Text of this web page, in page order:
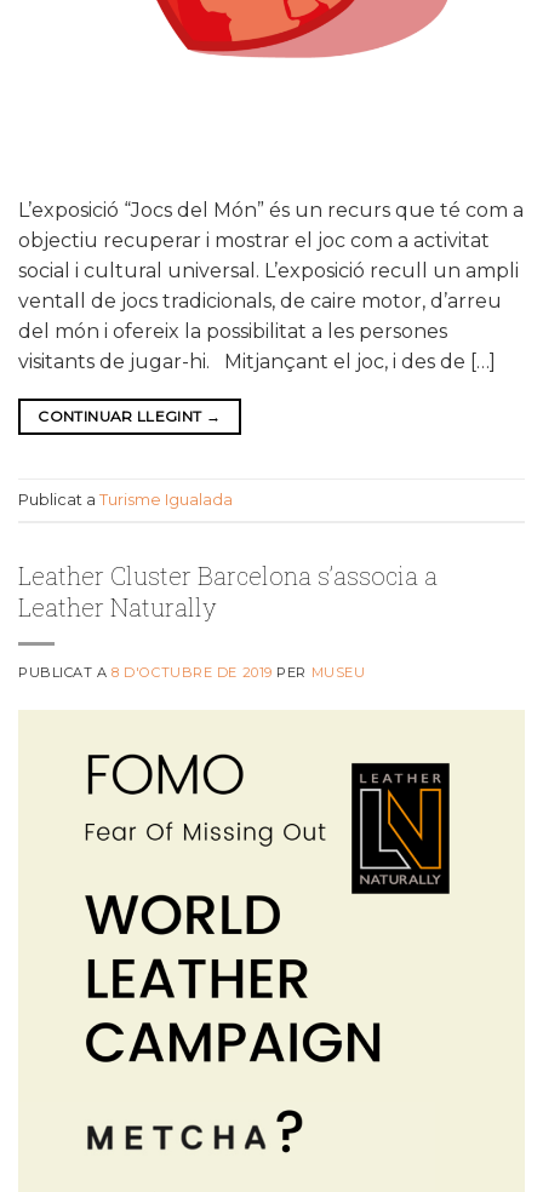
L’exposició “Jocs del Món” és un recurs que té com a
objectiu recuperar i mostrar el joc com a activitat
social i cultural universal. L’exposició recull un ampli
ventall de jocs tradicionals, de caire motor, d’arreu
del món i ofereix la possibilitat a les persones
visitants de jugar-hi. Mitjançant el joc, i des de […]
CONTINUAR LLEGINT →
Publicat a Turisme Igualada
Leather Cluster Barcelona s’associa a
Leather Naturally
PUBLICAT A8 D'OCTUBRE DE 2019 PER MUSEU